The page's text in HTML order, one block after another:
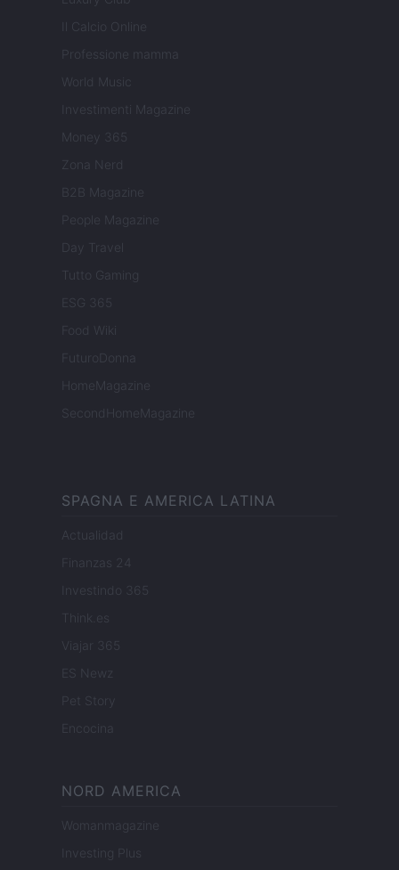
Il Calcio Online
Professione mamma
World Music
Investimenti Magazine
Money 365
Zona Nerd
B2B Magazine
People Magazine
Day Travel
Tutto Gaming
ESG 365
Food Wiki
FuturoDonna
HomeMagazine
SecondHomeMagazine
SPAGNA E AMERICA LATINA
Actualidad
Finanzas 24
Investindo 365
Think.es
Viajar 365
ES Newz
Pet Story
Encocina
NORD AMERICA
Womanmagazine
Investing Plus